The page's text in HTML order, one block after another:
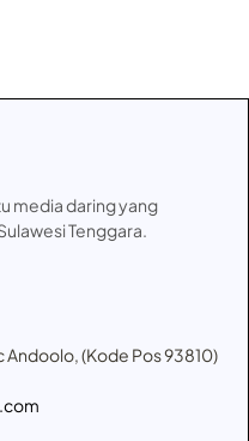
media daring yang
Tenggara.
Andoolo, (Kode Pos 93810)